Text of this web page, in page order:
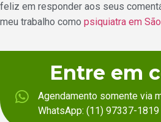
feliz em responder aos seus
meu trabalho como psiquiatra em
Entre em
Agendamento somente via
WhatsApp: (11) 97337-1819